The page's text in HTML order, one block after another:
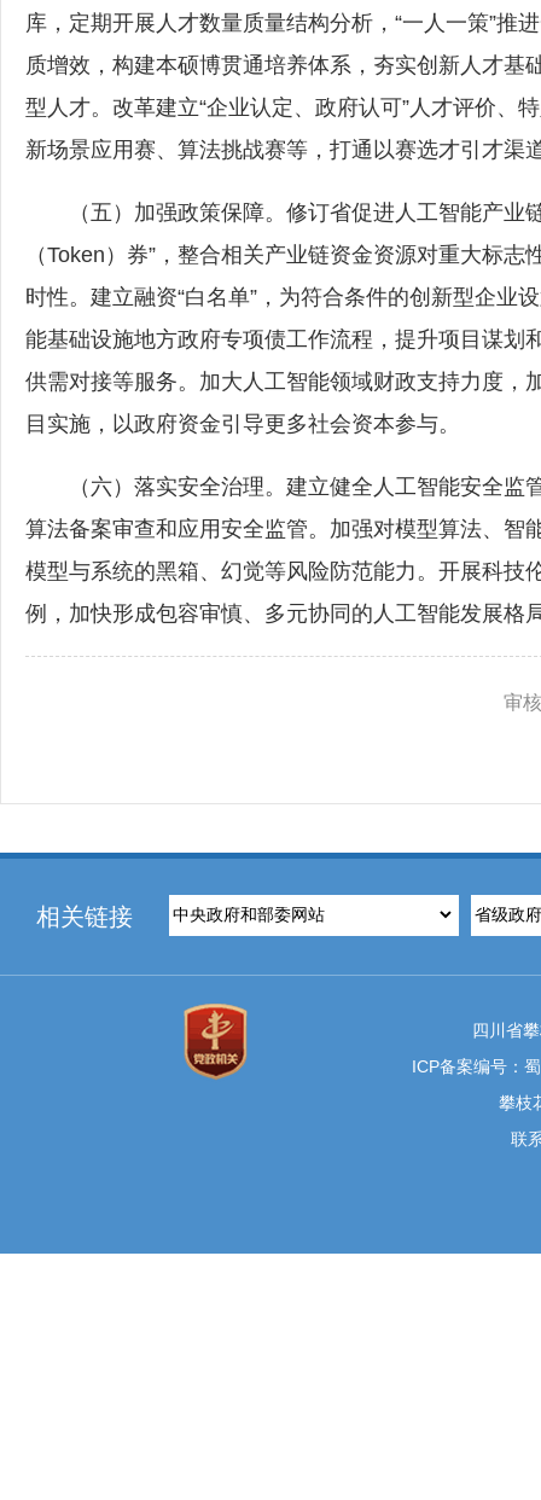
库，定期开展人才数量质量结构分析，“一人一策”推
质增效，构建本硕博贯通培养体系，夯实创新人才基
型人才。改革建立“企业认定、政府认可”人才评价、
新场景应用赛、算法挑战赛等，打通以赛选才引才渠
（五）加强政策保障。修订省促进人工智能产业链
（Token）券”，整合相关产业链资金资源对重大标
时性。建立融资“白名单”，为符合条件的创新型企业
能基础设施地方政府专项债工作流程，提升项目谋划
供需对接等服务。加大人工智能领域财政支持力度，
目实施，以政府资金引导更多社会资本参与。
（六）落实安全治理。建立健全人工智能安全监
算法备案审查和应用安全监管。加强对模型算法、智
模型与系统的黑箱、幻觉等风险防范能力。开展科技
例，加快形成包容审慎、多元协同的人工智能发展格
审
相关链接
四川省
ICP备案编号：
攀枝
联